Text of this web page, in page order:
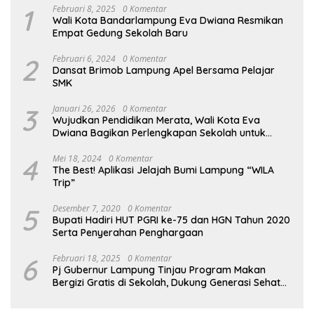
1 Februari 8, 2025 0 Komentar
Wali Kota Bandarlampung Eva Dwiana Resmikan
Empat Gedung Sekolah Baru
2 Februari 6, 2024 0 Komentar
Dansat Brimob Lampung Apel Bersama Pelajar
SMK
3 Januari 26, 2026 0 Komentar
Wujudkan Pendidikan Merata, Wali Kota Eva
Dwiana Bagikan Perlengkapan Sekolah untuk
4 Mei 18, 2024 0 Komentar
The Best! Aplikasi Jelajah Bumi Lampung “WILA
Trip”
5 Desember 7, 2020 0 Komentar
Bupati Hadiri HUT PGRI ke-75 dan HGN Tahun 2020
Serta Penyerahan Penghargaan
6 Februari 18, 2025 0 Komentar
Pj Gubernur Lampung Tinjau Program Makan
Bergizi Gratis di Sekolah, Dukung Generasi Sehat